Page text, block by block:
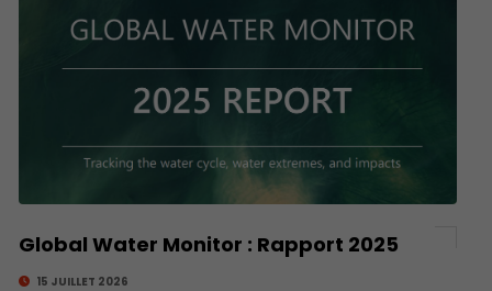
Global Water Monitor : Rapport 2025
15 JUILLET 2026